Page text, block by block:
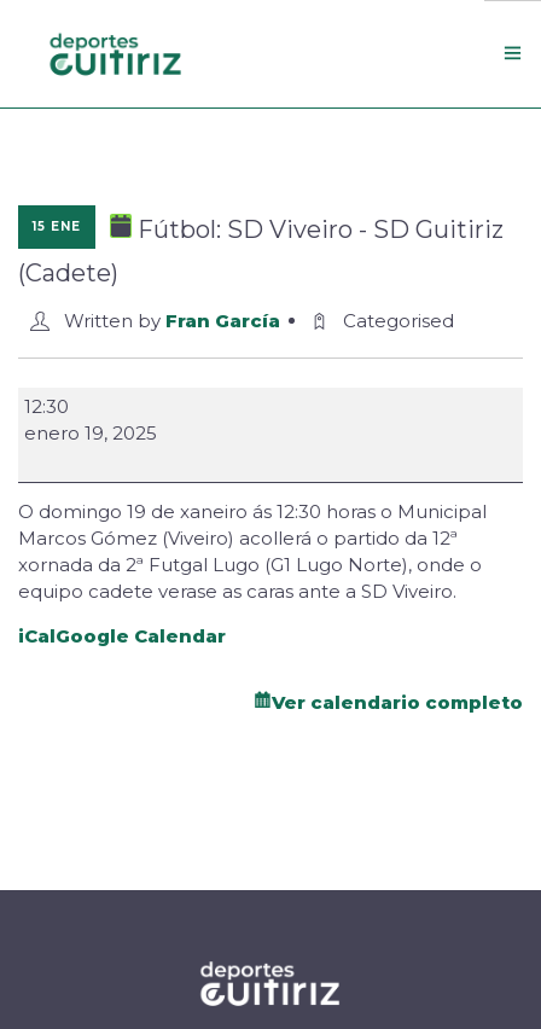
Actualidade
Contacto
Concello
15 ENE
Fútbol: SD Viveiro - SD Guitiriz
(Cadete)
Written by Fran García Categorised
12:30
enero 19, 2025
O domingo 19 de xaneiro ás 12:30 horas o Municipal
Marcos Gómez (Viveiro) acollerá o partido da 12ª
xornada da 2ª Futgal Lugo (G1 Lugo Norte), onde o
equipo cadete verase as caras ante a SD Viveiro.
iCalGoogle Calendar
Ver calendario completo